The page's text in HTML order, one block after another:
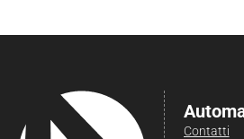
Contatti